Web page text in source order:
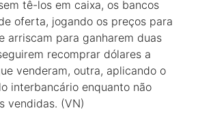
tê-los em caixa, os bancos
oferta, jogando os preços para
arriscam para ganharem duas
recomprar dólares a
venderam, outra, aplicando o
interbancário enquanto não
vendidas. (VN)